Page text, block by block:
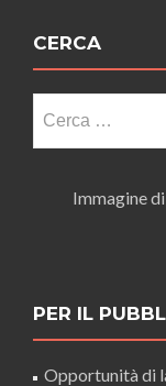
CERCA
per:
Immagine
PER IL
Opportunità di